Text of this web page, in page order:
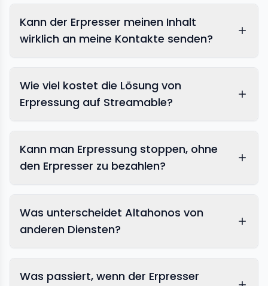
Kann der Erpresser meinen Inhalt
wirklich an meine Kontakte senden?
Wie viel kostet die Lösung von
Erpressung auf Streamable?
Kann man Erpressung stoppen, ohne
den Erpresser zu bezahlen?
Was unterscheidet Altahonos von
anderen Diensten?
Was passiert, wenn der Erpresser